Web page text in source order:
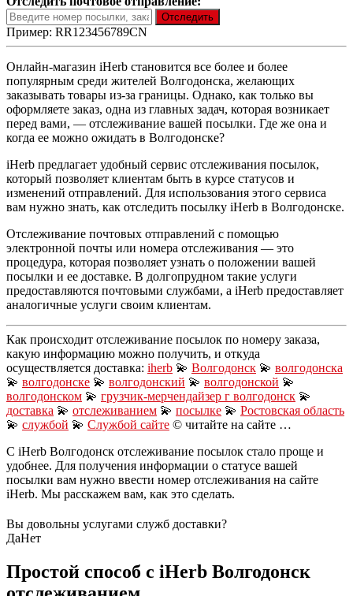
Пример: RR123456789CN
Онлайн-магазин iHerb становится все более и более
популярным среди жителей Волгодонска, желающих
заказывать товары из-за границы. Однако, как только вы
оформляете заказ, одна из главных задач, которая возникает
перед вами, — отслеживание вашей посылки. Где же она и
когда ее можно ожидать в Волгодонске?
iHerb предлагает удобный сервис отслеживания посылок,
который позволяет клиентам быть в курсе статусов и
изменений отправлений. Для использования этого сервиса
вам нужно знать, как отследить посылку iHerb в Волгодонске.
Отслеживание почтовых отправлений с помощью
электронной почты или номера отслеживания — это
процедура, которая позволяет узнать о положении вашей
посылки и ее доставке. В долгопрудном такие услуги
предоставляются почтовыми службами, а iHerb предоставляет
аналогичные услуги своим клиентам.
Как происходит отслеживание посылок по номеру заказа,
какую информацию можно получить, и откуда
осуществляется доставка: iherb 💫 Волгодонск 💫 волгодонска
💫 волгодонске 💫 волгодонский 💫 волгодонской 💫
волгодонском 💫 грузчик-мерчендайзер г волгодонск 💫
доставка 💫 отслеживанием 💫 посылке 💫 Ростовская область
💫 службой 💫 Службой сайте © читайте на сайте …
С iHerb Волгодонск отслеживание посылок стало проще и
удобнее. Для получения информации о статусе вашей
посылки вам нужно ввести номер отслеживания на сайте
iHerb. Мы расскажем вам, как это сделать.
Вы довольны услугами служб доставки?
ДаНет
Простой способ с iHerb Волгодонск